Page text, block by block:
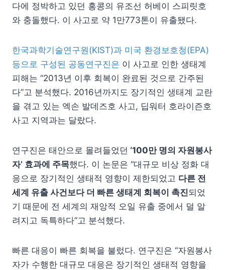
다에 정박하고 있던 홍콩의 유조선 허베이 스피릿호
와 충돌했다. 이 사고로 약 1만773톤이 유출됐다.
한국과학기술연구원(KIST)과 미국 환경보호청(EPA)
등으로 구성된 공동연구진은 이 사고로 인한 생태계
피해는 “2013년 이후 회복이 완료된 것으로 간주된
다”고 분석했다. 2016년까지도 장기적인 생태계 교란
을 겪고 있는 엑손 발데즈호 사고, 딥워터 호라이즌호
사고 지역과는 달랐다.
연구진은 태안으로 몰려들었던 ‘100만 명의 자원봉사
자’ 효과에 주목했다. 이 논문은 “대규모 비상 정화 대
응으로 장기적인 생태적 영향이 제한되었고 다른 전
세계 유출 사건보다 더 빠른 생태계 회복이 촉진되었
기 때문에 전 세계의 재앙적 오일 유출 중에서 덜 알
려지고 독특하다”고 분석했다.
빠른 대응이 빠른 회복을 불렀다. 연구진은 “자원봉사
자가 수행한 대규모 대응은 장기적인 생태적 영향을